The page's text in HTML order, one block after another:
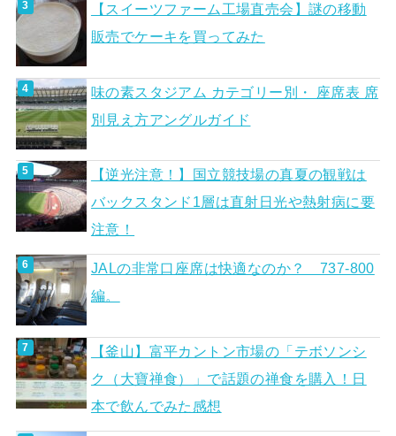
【スイーツファーム工場直売会】謎の移動
販売でケーキを買ってみた
味の素スタジアム カテゴリー別・ 座席表 席
別見え方アングルガイド
【逆光注意！】国立競技場の真夏の観戦は
バックスタンド1層は直射日光や熱射病に要
注意！
JALの非常口座席は快適なのか？ 737-800
編。
【釜山】富平カントン市場の「テボソンシ
ク（大寶禅食）」で話題の禅食を購入！日
本で飲んでみた感想